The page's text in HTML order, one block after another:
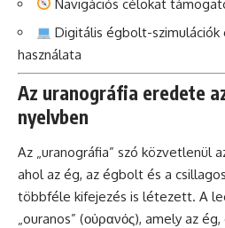
Navigációs célokat
Digitális égbolt-
használata
Az uranográfia eredete
nyelvben
Az „uranográfia” szó közvetlenül
ahol az ég, az égbolt és a
többféle kifejezés is létezett. A
„ouranos” (οὐρανός), amely az